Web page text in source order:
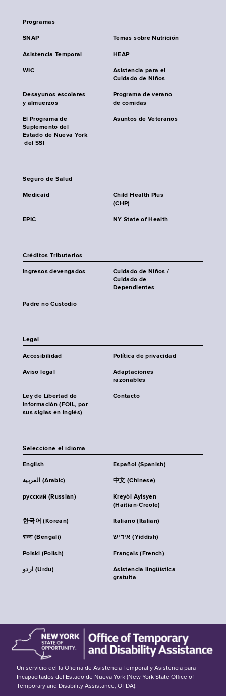
Programas
SNAP Temas sobre Nutrición
Asistencia Temporal HEAP
WIC
Asistencia para el
Cuidado de Niños
Desayunos escolares
y almuerzos
Programa de verano
de comidas
El Programa de
Suplemento del
Estado de Nueva York
del SSI
Asuntos de Veteranos
Seguro de Salud
Medicaid
Child Health Plus
(CHP)
EPIC NY State of Health
Créditos Tributarios
Ingresos devengados
Cuidado de Niños /
Cuidado de
Dependientes
Padre no Custodio
Legal
Accesibilidad Política de privacidad
Aviso legal
Adaptaciones
razonables
Ley de Libertad de
Información (FOIL, por
sus siglas en inglés)
Contacto
Seleccione el idioma
English Español (Spanish)
العربية (Arabic) 中文 (Chinese)
русский (Russian)
Kreyòl Ayisyen
(Haitian-Creole)
한국어 (Korean) Italiano (Italian)
বাংলা (Bengali) אידיש (Yiddish)
Polski (Polish) Français (French)
اردو (Urdu)
Asistencia lingüística
gratuita
Un servicio del la Oficina de Asistencia Temporal y Asistencia para
Incapacitados del Estado de Nueva York (New York State Office of
Temporary and Disability Assistance, OTDA).